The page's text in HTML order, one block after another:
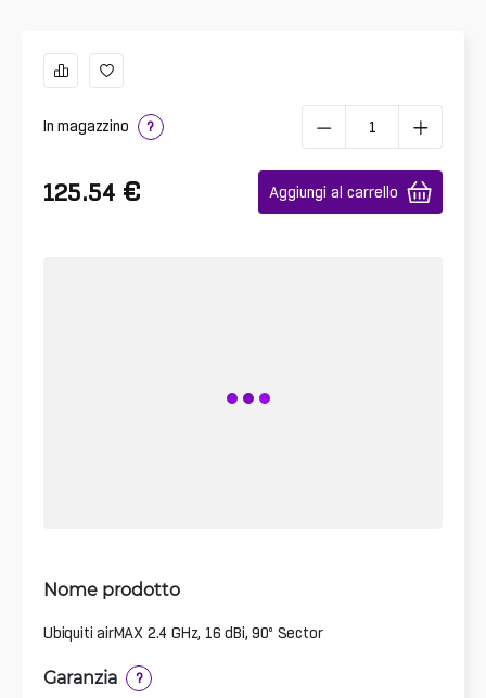
In magazzino ?
125.54 € Aggiungi al carrello
Nome prodotto
Ubiquiti airMAX 2.4 GHz, 16 dBi, 90º Sector
Garanzia ?